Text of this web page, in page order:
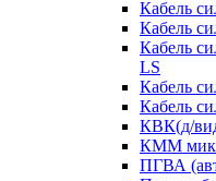
Кабель
Кабель
Кабель
LS
Кабель
Кабель
КВК(д/
КММ
ПГВА